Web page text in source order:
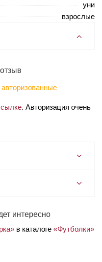
уни
взрослые
. Авторизация очень
интересно
в каталоге «Футболки»